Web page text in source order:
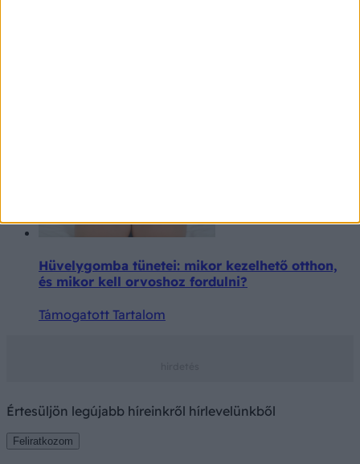
Hüvelygomba tünetei: mikor kezelhető otthon,
és mikor kell orvoshoz fordulni?
Támogatott Tartalom
Értesüljön legújabb híreinkről hírlevelünkből
Feliratkozom